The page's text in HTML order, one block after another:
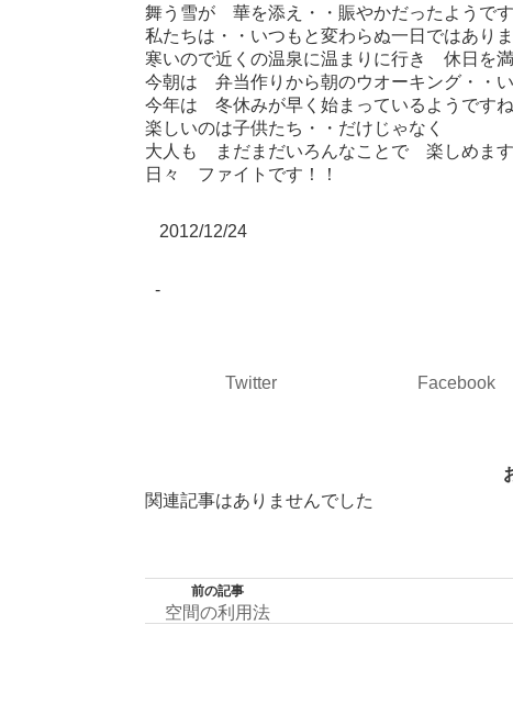
舞う雪が 華を添え・・賑やかだったようです
私たちは・・いつもと変わらぬ一日ではあり
寒いので近くの温泉に温まりに行き 休日を満
今朝は 弁当作りから朝のウオーキング・・い
今年は 冬休みが早く始まっているようですね
楽しいのは子供たち・・だけじゃなく
大人も まだまだいろんなことで 楽しめます
日々 ファイトです！！
2012/12/24
-
Twitter Facebook
関連記事はありませんでした
前の記事
空間の利用法